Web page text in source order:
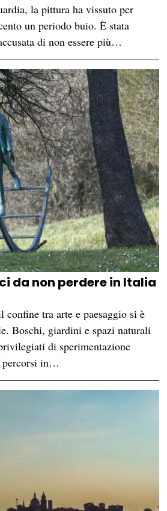
la pittura ha vissuto per
un periodo buio. È stata
di non essere più…
da non perdere in Italia
tra arte e paesaggio si è
Boschi, giardini e spazi naturali
di sperimentazione
percorsi in…